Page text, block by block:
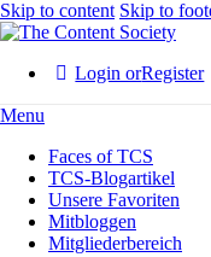
Skip to content Skip to
Login orRegister
Menu
Faces of TCS
TCS-Blogartikel
Unsere Favoriten
Mitbloggen
Mitgliederbereich